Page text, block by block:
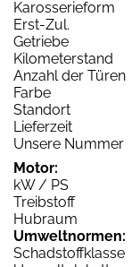
Karosserieform
Erst-Zul.
Getriebe
Kilometerstand
Anzahl der Türen
Farbe
Standort
Lieferzeit
Unsere Nummer
Motor:
kW / PS
Treibstoff
Hubraum
Umweltnormen:
Schadstoffklasse